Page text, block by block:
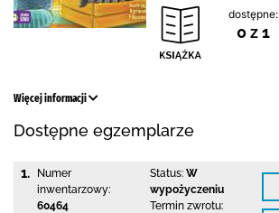
dostępne:
0 z 1
Więcej informacji
Dostępne egzemplarze
1.
Numer
inwentarzowy:
60464
Status: W
wypożyczeniu
Termin zwrotu: